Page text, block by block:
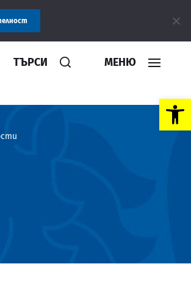
Open toolbar
Пловдив препоръчва заплащането на
ТЪРСИ МЕНЮ